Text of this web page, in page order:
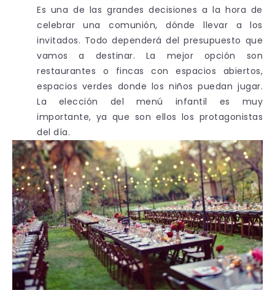
Es una de las grandes decisiones a la hora de
celebrar una comunión, dónde llevar a los
invitados. Todo dependerá del presupuesto que
vamos a destinar. La mejor opción son
restaurantes o fincas con espacios abiertos,
espacios verdes donde los niños puedan jugar.
La elección del menú infantil es muy
importante, ya que son ellos los protagonistas
del día.